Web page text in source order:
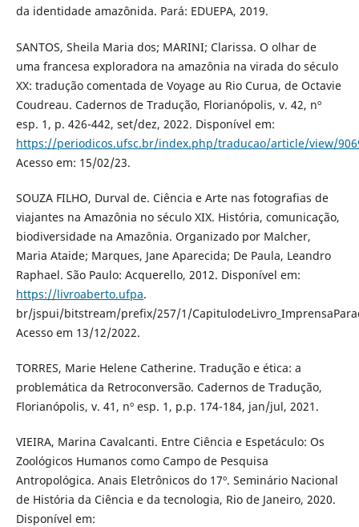
da identidade amazônida. Pará: EDUEPA, 2019.
SANTOS, Sheila Maria dos; MARINI; Clarissa. O olhar de
uma francesa exploradora na amazônia na virada do século
XX: tradução comentada de Voyage au Rio Curua, de Octavie
Coudreau. Cadernos de Tradução, Florianópolis, v. 42, nº
esp. 1, p. 426-442, set/dez, 2022. Disponível em:
https://periodicos.ufsc.br/index.php/traducao/article/view/
Acesso em: 15/02/23.
SOUZA FILHO, Durval de. Ciência e Arte nas fotografias de
viajantes na Amazônia no século XIX. História, comunicação,
biodiversidade na Amazônia. Organizado por Malcher,
Maria Ataide; Marques, Jane Aparecida; De Paula, Leandro
Raphael. São Paulo: Acquerello, 2012. Disponível em:
https://livroaberto.ufpa.
br/jspui/bitstream/prefix/257/1/
Acesso em 13/12/2022.
TORRES, Marie Helene Catherine. Tradução e ética: a
problemática da Retroconversão. Cadernos de Tradução,
Florianópolis, v. 41, nº esp. 1, p.p. 174-184, jan/jul, 2021.
VIEIRA, Marina Cavalcanti. Entre Ciência e Espetáculo: Os
Zoológicos Humanos como Campo de Pesquisa
Antropológica. Anais Eletrônicos do 17º. Seminário Nacional
de História da Ciência e da tecnologia, Rio de Janeiro, 2020.
Disponível em: